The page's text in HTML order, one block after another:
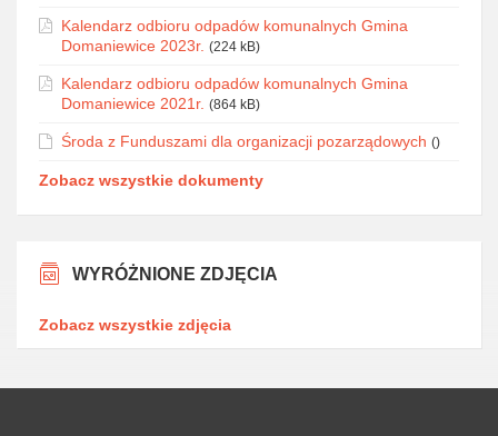
Kalendarz odbioru odpadów komunalnych Gmina
Domaniewice 2023r. (224 kB)
Kalendarz odbioru odpadów komunalnych Gmina
Domaniewice 2021r. (864 kB)
Środa z Funduszami dla organizacji pozarządowych ()
Zobacz wszystkie dokumenty
WYRÓŻNIONE ZDJĘCIA
Zobacz wszystkie zdjęcia